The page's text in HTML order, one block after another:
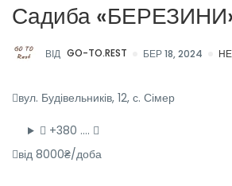
Садиба
ВІД GO-TO.REST БЕР 18, 2024
вул. Будівельників, 12, с. Сімер
+380 ….
від 8000₴/доба